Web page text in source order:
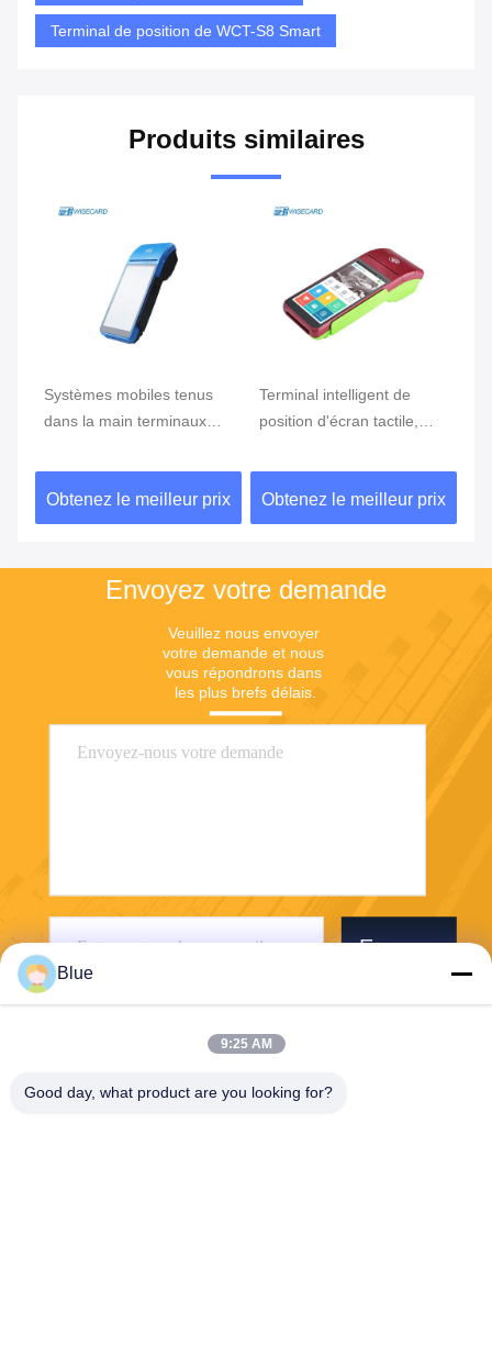
Terminal de position de WCT-S8 Smart
Produits similaires
Systèmes mobiles tenus
dans la main terminaux
position du BORD GPRS
5800mAh de position de
NFC de FBI
Obtenez le meilleur prix
Terminal intelligent de
position d'écran tactile,
lecteur d'empreintes
digitales
Obtenez le meilleur prix
Envoyez votre demande
Veuillez nous envoyer
votre demande et nous
vous répondrons dans
les plus brefs délais.
Envoyer
Blue
9:25 AM
Good day, what product are you looking for?